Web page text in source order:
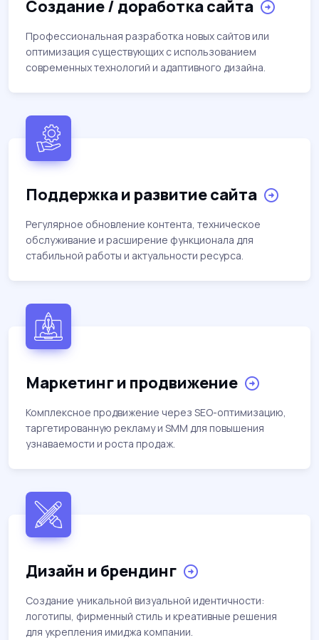
Создание / доработка сайта
Профессиональная разработка новых сайтов или
оптимизация существующих с использованием
современных технологий и адаптивного дизайна.
Поддержка и развитие сайта
Регулярное обновление контента, техническое
обслуживание и расширение функционала для
стабильной работы и актуальности ресурса.
Маркетинг и продвижение
Комплексное продвижение через SEO-оптимизацию,
таргетированную рекламу и SMM для повышения
узнаваемости и роста продаж.
Дизайн и брендинг
Создание уникальной визуальной идентичности:
логотипы, фирменный стиль и креативные решения
для укрепления имиджа компании.